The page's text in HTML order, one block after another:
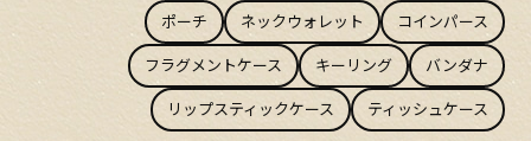
ポーチ ネックウォレット コインパース
フラグメントケース キーリング バンダナ
リップスティックケース ティッシュケース